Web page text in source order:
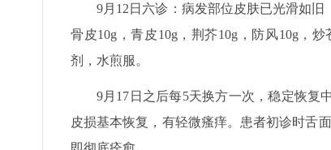
9月12日六诊：病发部位皮肤已光滑如
骨皮10g，青皮10g，荆芥10g，防风10g，
剂，水煎服。
9月17日之后每5天换方一次，稳定恢复
皮损基本恢复，有轻微瘙痒。患者初诊时舌